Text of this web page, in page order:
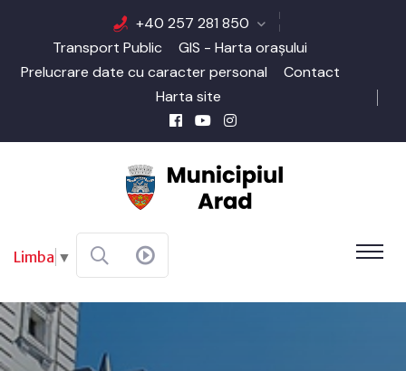
+40 257 281 850
Transport Public
GIS - Harta orașului
Prelucrare date cu caracter personal
Contact
Harta site
Limba ▼